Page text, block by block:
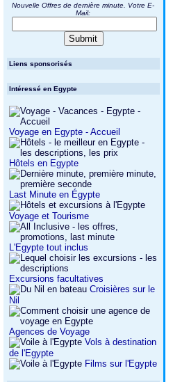
Nouvelle Offres de dernière minute. Votre E-
Mail:
Liens sponsorisés
Intéressé en Egypte
Voyage en Egypte - Accueil
Hôtels en Egypte
Last Minute en Égypte
Voyage et Tourisme
L'Egypte tout inclus
Excursions facultatives
Croisières sur le
Nil
Agences de Voyage
Vols à destination
de l'Egypte
Films sur l'Egypte